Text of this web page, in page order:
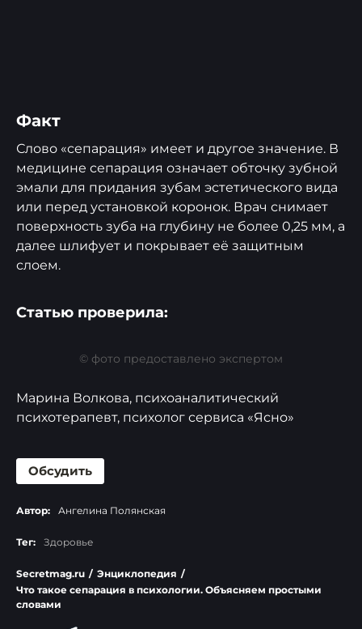
Факт
Слово «сепарация» имеет и другое значение. В
медицине сепарация означает обточку зубной
эмали для придания зубам эстетического вида
или перед установкой коронок. Врач снимает
поверхность зуба на глубину не более 0,25 мм, а
далее шлифует и покрывает её защитным
слоем.
Cтатью проверила:
© фото предоставлено экспертом
Марина Волкова, психоаналитический
психотерапевт, психолог сервиса «Ясно»
Обсудить
Автор: Ангелина Полянская
Тег: Здоровье
Secretmag.ru / Энциклопедия /
Что такое сепарация в психологии. Объясняем простыми
словами